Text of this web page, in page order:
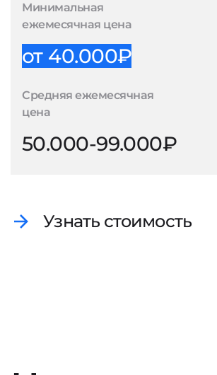
Минимальная
ежемесячная цена
от 40.000₽
Средняя ежемесячная
цена
50.000-99.000₽
Узнать стоимость